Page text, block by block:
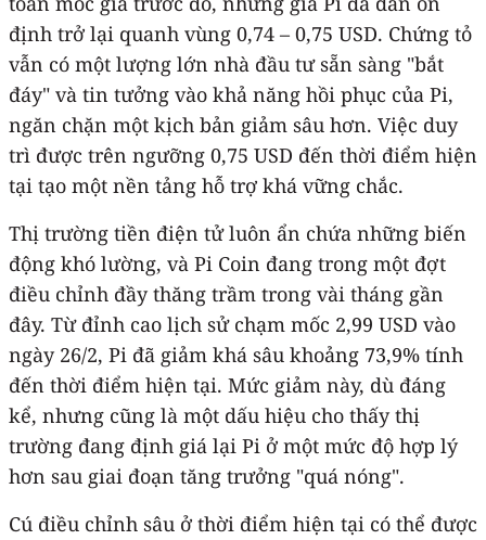
định trở lại quanh vùng 0,74 – 0,75 USD. Chứng tỏ
vẫn có một lượng lớn nhà đầu tư sẵn sàng "bắt
đáy" và tin tưởng vào khả năng hồi phục của Pi,
ngăn chặn một kịch bản giảm sâu hơn. Việc duy
trì được trên ngưỡng 0,75 USD đến thời điểm hiện
tại tạo một nền tảng hỗ trợ khá vững chắc.
Thị trường tiền điện tử luôn ẩn chứa những biến
động khó lường, và Pi Coin đang trong một đợt
điều chỉnh đầy thăng trầm trong vài tháng gần
đây. Từ đỉnh cao lịch sử chạm mốc 2,99 USD vào
ngày 26/2, Pi đã giảm khá sâu khoảng 73,9% tính
đến thời điểm hiện tại. Mức giảm này, dù đáng
kể, nhưng cũng là một dấu hiệu cho thấy thị
trường đang định giá lại Pi ở một mức độ hợp lý
hơn sau giai đoạn tăng trưởng "quá nóng".
Cú điều chỉnh sâu ở thời điểm hiện tại có thể được